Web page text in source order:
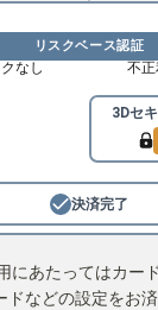
リスクベース認証
なし 不
3Dセ
決済完了
にあたってはカー
ドなどの設定をお